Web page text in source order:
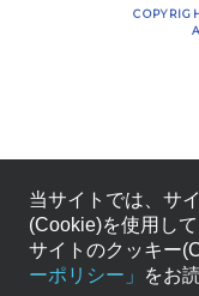
当サイトでは、サ
(Cookie)を使用して
サイトのクッキー
ーポリシー」
をお